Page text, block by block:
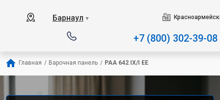
Барнаул ▼
+7 (800) 302-39-08
Главная / Варочная панель / PAA 642 IX/I EE